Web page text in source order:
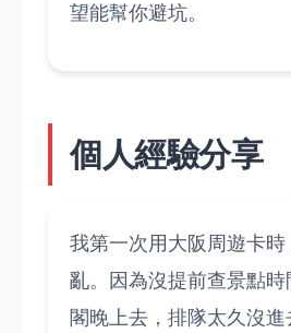
望能幫你避坑。
個人經驗分享
我第一次用大阪周遊卡
亂。因為沒提前查景點
閣晚上去，排隊太久沒